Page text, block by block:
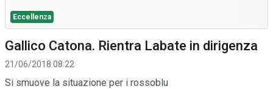
Eccellenza
Gallico Catona. Rientra Labate in dirigenza
21/06/2018 08:22
Si smuove la situazione per i rossoblu